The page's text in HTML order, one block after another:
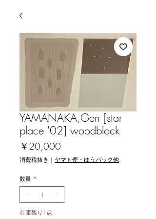
YAMANAKA,Gen [star
place '02] woodblock
￥20,000
格
消費税抜き | ヤマト便・ゆうパック他
数量 *
在庫残り1点